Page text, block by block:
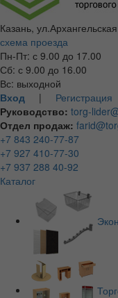
Казань,
схема проезда
Пн-Пт: с 9.00 до 17.00
Сб: с 9.00 до 16.00
Вс: выходной
Вход | Регистрация
Руководство: torg-
Отдел продаж:
+7 843 240-77-87
+7 927 410-77-30
+7 937 288 40-92
Каталог